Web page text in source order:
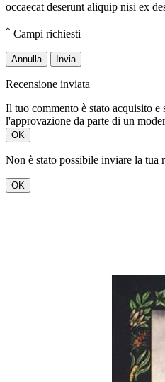
occaecat deserunt aliquip nisi ex
* Campi richiesti
Annulla Invia
Recensione inviata
Il tuo commento è stato acquisito e
l'approvazione da parte di un
OK
Non è stato possibile inviare la tua
OK